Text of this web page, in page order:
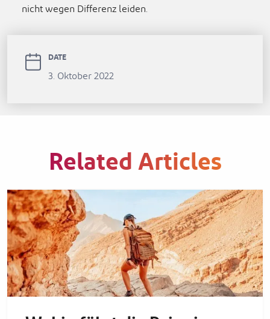
nicht wegen Differenz leiden.
DATE
3. Oktober 2022
Related Articles